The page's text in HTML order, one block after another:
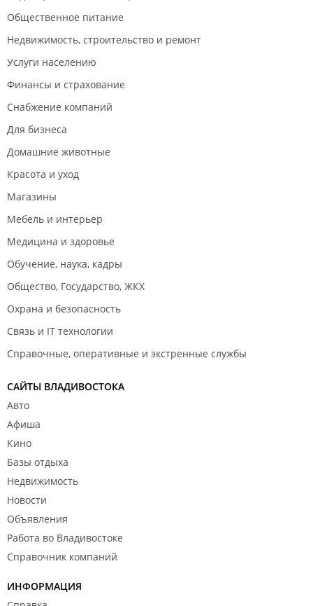
Общественное питание
Недвижимость, строительство и ремонт
Услуги населению
Финансы и страхование
Снабжение компаний
Для бизнеса
Домашние животные
Красота и уход
Магазины
Мебель и интерьер
Медицина и здоровье
Обучение, наука, кадры
Общество, Государство, ЖКХ
Охрана и безопасность
Связь и IT технологии
Справочные, оперативные и экстренные службы
САЙТЫ ВЛАДИВОСТОКА
Авто
Афиша
Кино
Базы отдыха
Недвижимость
Новости
Объявления
Работа во Владивостоке
Справочник компаний
ИНФОРМАЦИЯ